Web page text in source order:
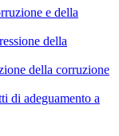
e della
della
della corruzione
di adeguamento a